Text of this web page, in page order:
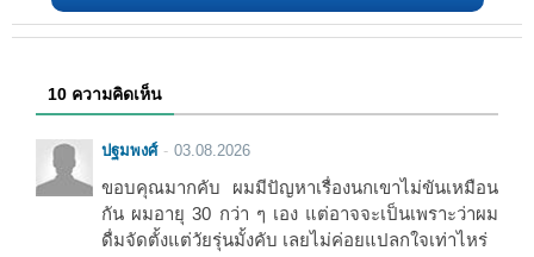
10 ความคิดเห็น
ปฐมพงศ์ 03.08.2026
ขอบคุณมากคับ ผมมีปัญหาเรื่องนกเขาไม่ขันเหมือน
กัน ผมอายุ 30 กว่า ๆ เอง แต่อาจจะเป็นเพราะว่าผม
ดื่มจัดตั้งแต่วัยรุ่นมั้งคับ เลยไม่ค่อยแปลกใจเท่าไหร่